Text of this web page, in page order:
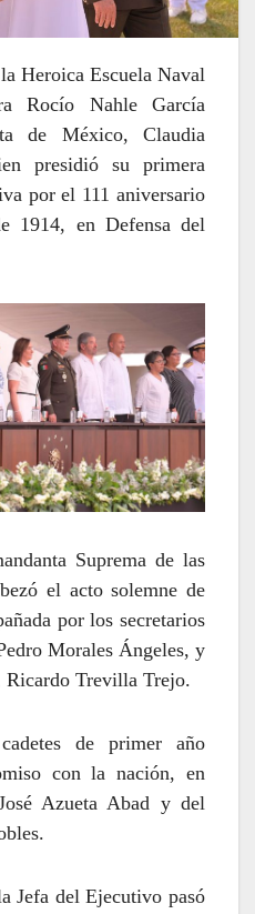
Heroica Escuela Naval
Rocío Nahle García
de México, Claudia
presidió su primera
por el 111 aniversario
1914, en Defensa del
Suprema de las
el acto solemne de
porlos secretarios
Morales Ángeles, y
Ricardo Trevilla Trejo.
de primer año
con la nación, en
Azueta Abad y del
Jefa del Ejecutivo pasó